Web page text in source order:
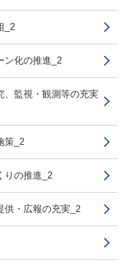
_2
化の推進_2
監視・観測等の充実
策_2
の推進_2
・広報の充実_2